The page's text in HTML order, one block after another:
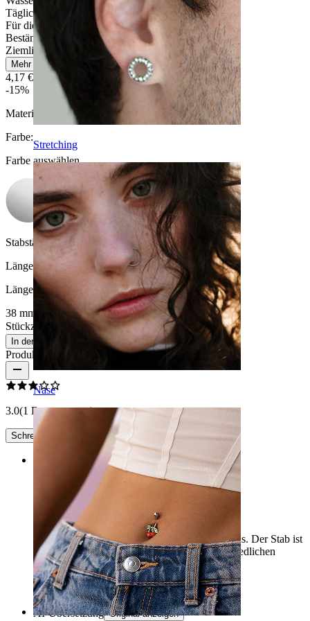
Stretching
Nase
Tägliches Tragen
Für die meisten Hauttypen
Beständig
Ziemlich leicht
Mehr lesen
4,17 € 4,90 €
-15%
Material:
Chirurgenstahl
Farbe:
Farbe auswählen
Stabstärke:1,6 mm
Länge:
Länge auswählen
38 mm
Stückzahl: 1
Ändern
In den Warenkorb
Produktbewertungen
3.0(1 Bewertungen)
Schreibe eine Bewertung
Hat zwar eine super Qualität und sieht schön aus. Der Stab ist
aber zu lang für mein Ohr, sollte es in unterschiedlichen
Längen geben.
Julia Verifizierter Kauf
AI-Übersetzung Original anzeigen